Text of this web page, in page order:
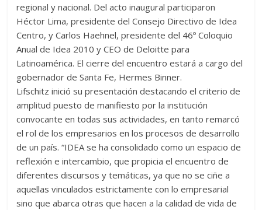
regional y nacional. Del acto inaugural participaron
Héctor Lima, presidente del Consejo Directivo de Idea
Centro, y Carlos Haehnel, presidente del 46º Coloquio
Anual de Idea 2010 y CEO de Deloitte para
Latinoamérica. El cierre del encuentro estará a cargo del
gobernador de Santa Fe, Hermes Binner.
Lifschitz inició su presentación destacando el criterio de
amplitud puesto de manifiesto por la institución
convocante en todas sus actividades, en tanto remarcó
el rol de los empresarios en los procesos de desarrollo
de un país. “IDEA se ha consolidado como un espacio de
reflexión e intercambio, que propicia el encuentro de
diferentes discursos y temáticas, ya que no se ciñe a
aquellas vinculados estrictamente con lo empresarial
sino que abarca otras que hacen a la calidad de vida de